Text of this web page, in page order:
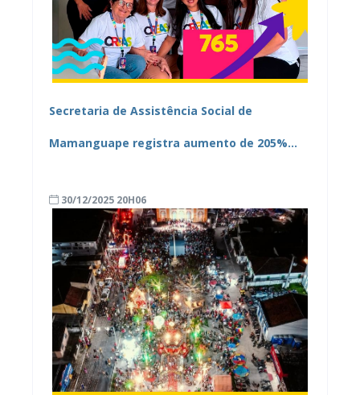
Secretaria de Assistência Social de
Mamanguape registra aumento de 205%
30/12/2025 20H06